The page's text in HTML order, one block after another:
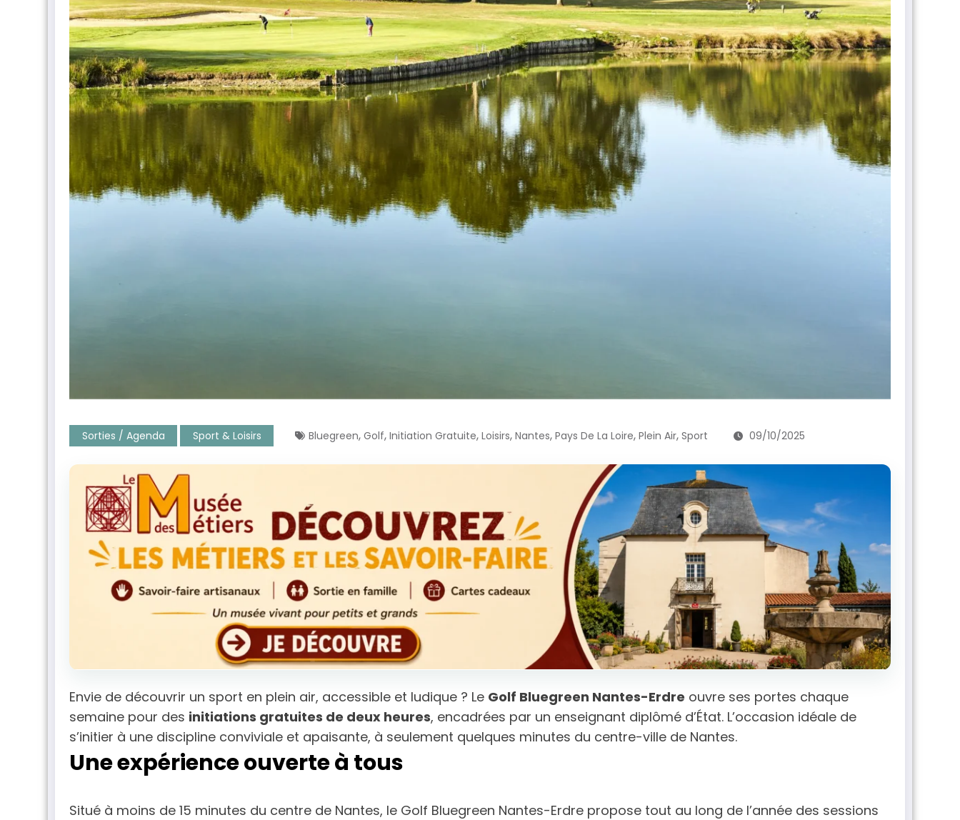
Sorties / Agenda Sport & Loisirs Bluegreen, Golf, Initiation Gratuite, Loisirs, Nantes, Pays De La Loire, Plein Air, Sport 09/10/2025
Envie de découvrir un sport en plein air, accessible et ludique ? Le Golf Bluegreen Nantes-Erdre ouvre ses portes chaque
semaine pour des initiations gratuites de deux heures, encadrées par un enseignant diplômé d’État. L’occasion idéale de
s’initier à une discipline conviviale et apaisante, à seulement quelques minutes du centre-ville de Nantes.
Une expérience ouverte à tous
Situé à moins de 15 minutes du centre de Nantes, le Golf Bluegreen Nantes-Erdre propose tout au long de l’année des sessions